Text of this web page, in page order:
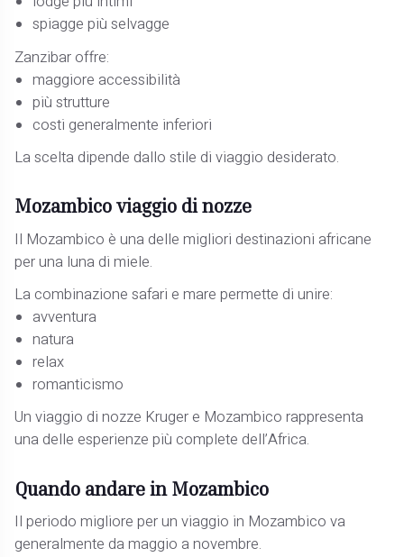
spiagge più selvagge
Zanzibar offre:
maggiore accessibilità
più strutture
costi generalmente inferiori
La scelta dipende dallo stile di viaggio desiderato.
Mozambico viaggio di nozze
Il Mozambico è una delle migliori destinazioni africane
per una luna di miele.
La combinazione safari e mare permette di unire:
avventura
natura
relax
romanticismo
Un viaggio di nozze Kruger e Mozambico rappresenta
una delle esperienze più complete dell’Africa.
Quando andare in Mozambico
Il periodo migliore per un viaggio in Mozambico va
generalmente da maggio a novembre.